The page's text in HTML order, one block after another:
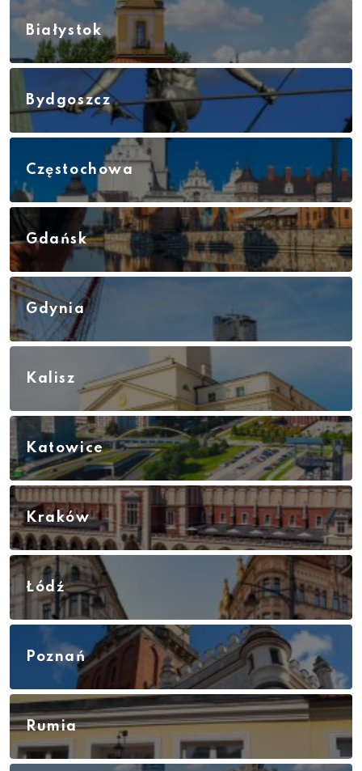
Białystok
Bydgoszcz
Częstochowa
Gdańsk
Gdynia
Kalisz
Katowice
Kraków
Łódź
Poznań
Rumia